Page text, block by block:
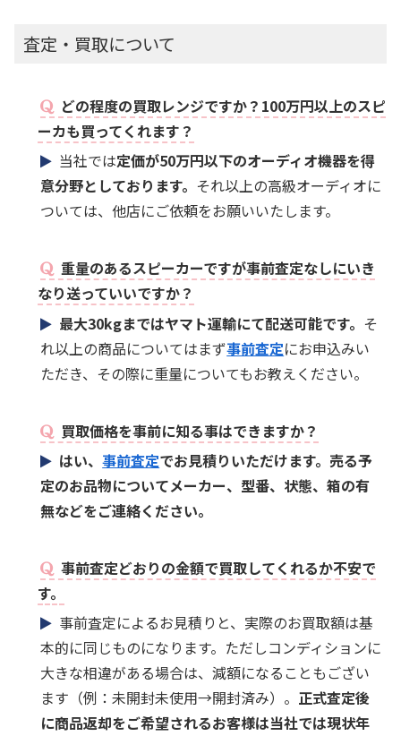
査定・買取について
どの程度の買取レンジですか？100万円以上のスピ
ーカも買ってくれます？
当社では定価が50万円以下のオーディオ機器を得
意分野としております。 それ以上の高級オーディオに
ついては、他店にご依頼をお願いいたします。
重量のあるスピーカーですが事前査定なしにいき
なり送っていいですか？
最大30kgまではヤマト運輸にて配送可能です。 そ
れ以上の商品についてはまず事前査定にお申込みい
ただき、その際に重量についてもお教えください。
買取価格を事前に知る事はできますか？
はい、事前査定でお見積りいただけます。売る予
定のお品物についてメーカー、型番、状態、箱の有
無などをご連絡ください。
事前査定どおりの金額で買取してくれるか不安で
す。
事前査定によるお見積りと、実際のお買取額は基
本的に同じものになります。ただしコンディションに
大きな相違がある場合は、減額になることもござい
ます（例：未開封未使用→開封済み）。 正式査定後
に商品返却をご希望されるお客様は当社では現状年